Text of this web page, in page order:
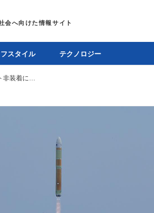
スタイル テクノロジー
H3ロケット6号機が打ち上げに成功。補助ロケット非装着により打ち上げコスト半減を実現へ